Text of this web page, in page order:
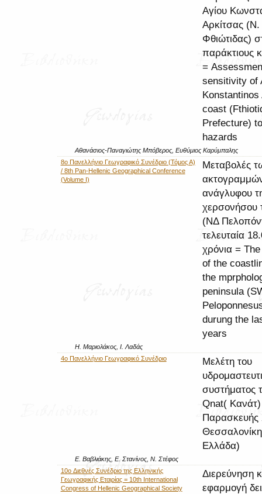
Αγίου
Αρκίτσας (Ν.
Φθιώτιδας)
παράκτιους
=
sensitivity of
coast
Prefecture)
hazards
Αθανάσιος-Παναγιώτης Μπόβερος, Ευθύμιος Καρύμπαλης
8ο Πανελλήνιο Γεωγραφικό Συνέδριο (Τόμος Α)
/ 8th Pan-Hellenic Geographical Conference
(Volume I)
Μεταβολές
ανάγλυφου
χερσονήσου
(ΝΔ
τελευταία
χρόνια =
of the
the
peninsula
durung the
years
Η. Μαριολάκος, Ι. Λαδάς
4ο Πανελλήνιο Γεωγραφικό Συνέδριο
Μελέτη του
συστήματος
Qnat(
Παρασκευής
Ελλάδα)
Ε. Βαβλιάκης, Ε. Στανίνος, Ν. Στέφος
10o Διεθνές Συνέδριο της Ελληνικής
Γεωγραφικής Εταιρίας = 10th International
Congress of Hellenic Geographical Society
Διερεύνηση
εφαρμογή